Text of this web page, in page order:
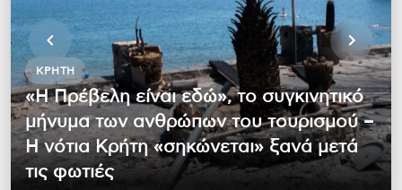
ΚΡΉΤΗ
«Η Πρέβελη είναι εδώ», το συγκινητικό
μήνυμα των ανθρώπων του τουρισμού –
Η νότια Κρήτη «σηκώνεται» ξανά μετά
τις φωτιές